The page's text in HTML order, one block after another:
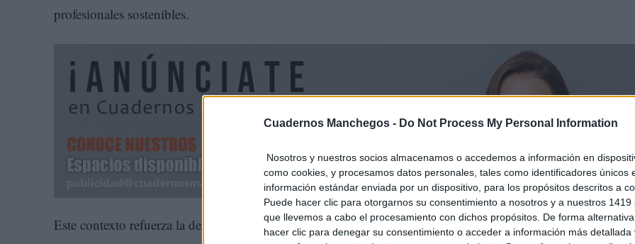
Cuadernos Manchegos - Do Not Process My Personal Information
Nosotros y nuestros socios almacenamos o accedemos a información en
como cookies, y procesamos datos personales, tales como identificadores únicos
información estándar enviada por un dispositivo, para los propósitos descritos a
Puede hacer clic para otorgarnos su consentimiento a nosotros y a nuestros 1419
que llevemos a cabo el procesamiento con dichos propósitos. De forma
hacer clic para denegar su consentimiento o acceder a información más detallada
profesionales sostenibles.
Este contexto refuerza la demanda de perfiles que combinen competencias técnicas, habilidades humanas y